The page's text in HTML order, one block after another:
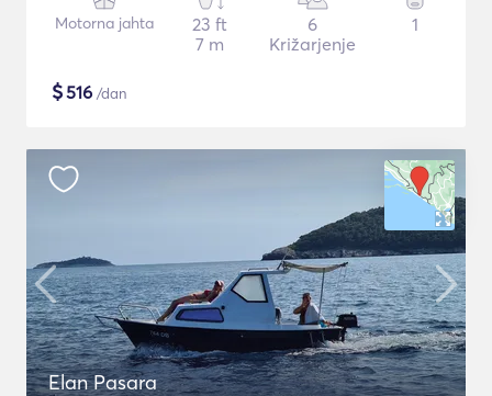
Motorna jahta
23 ft
7 m
6
Križarjenje
1
$516 /dan
Elan Pasara